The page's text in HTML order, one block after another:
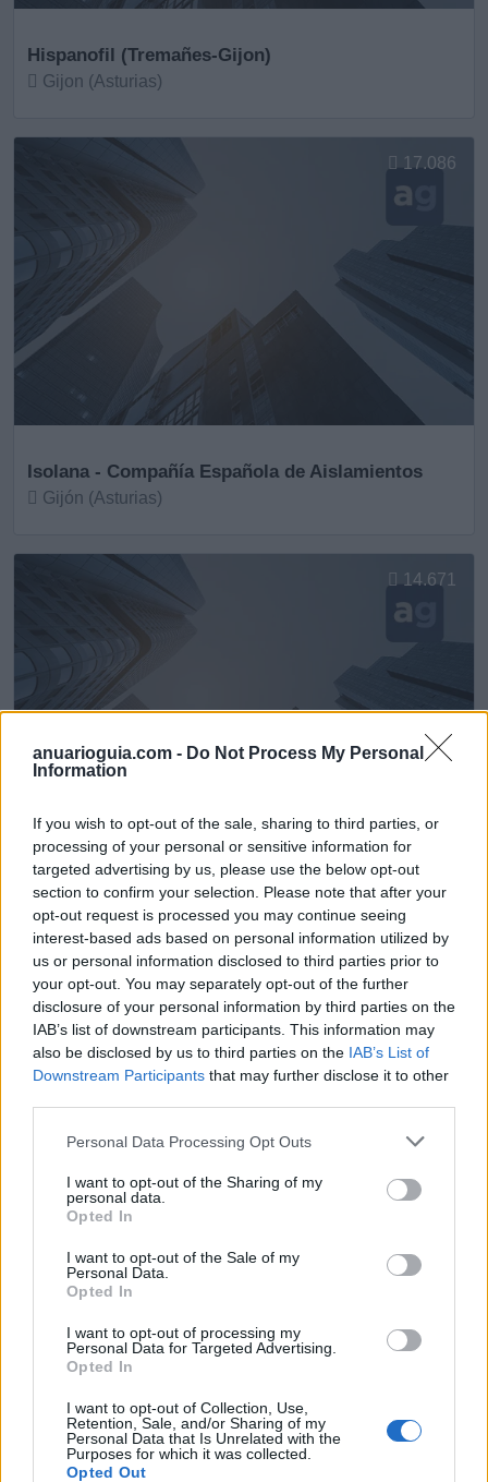
anuarioguia.com - Do Not Process My Personal
Information
If you wish to opt-out of the sale, sharing to third parties, or
processing of your personal or sensitive information for
targeted advertising by us, please use the below opt-out
section to confirm your selection. Please note that after your
opt-out request is processed you may continue seeing
interest-based ads based on personal information utilized by
us or personal information disclosed to third parties prior to
your opt-out. You may separately opt-out of the further
disclosure of your personal information by third parties on the
IAB’s list of downstream participants. This information may
also be disclosed by us to third parties on the IAB’s List of
Downstream Participants that may further disclose it to other
Personal Data Processing Opt Outs
I want to opt-out of the Sharing of my
personal data.
Opted In
I want to opt-out of the Sale of my
Personal Data.
Opted In
I want to opt-out of processing my
Personal Data for Targeted Advertising.
Opted In
I want to opt-out of Collection, Use,
Retention, Sale, and/or Sharing of my
Personal Data that Is Unrelated with the
Purposes for which it was collected.
Opted Out
Hispanofil (Tremañes-Gijon)
Gijon (Asturias)
Isolana - Compañía Española de Aislamientos
Gijón (Asturias)
17.086
Mármoles Bruch
Gijón (Asturias)
Ver más
14.671
Empresas destacadas en
Gijón
8255